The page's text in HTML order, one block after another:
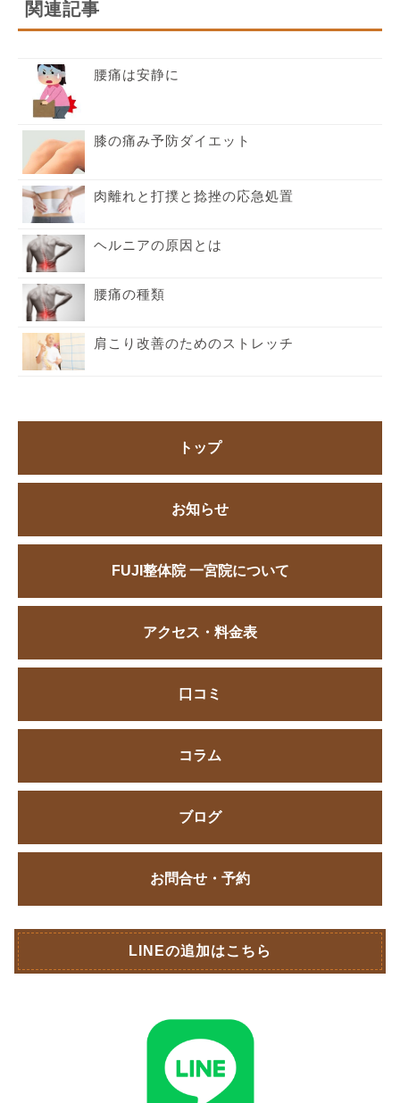
関連記事
腰痛は安静に
膝の痛み予防ダイエット
肉離れと打撲と捻挫の応急処置
ヘルニアの原因とは
腰痛の種類
肩こり改善のためのストレッチ
トップ
お知らせ
FUJI整体院 一宮院について
アクセス・料金表
口コミ
コラム
ブログ
お問合せ・予約
LINEの追加はこちら